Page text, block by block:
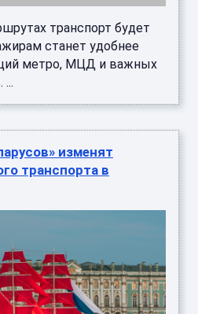
транспорт будет
станет удобнее
метро, МЦД и важных
...
изменят
транспорта в